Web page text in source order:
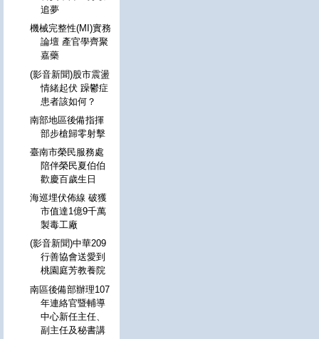
追夢
機械完整性(MI)實務
論壇 產官學齊聚
嘉藥
(影音新聞)股市震盪
情緒起伏 躁鬱症
患者該如何？
南部地區後備指揮
部步槍歸零射擊
臺南市榮民服務處
陪伴榮民夏伯伯
歡慶百歲生日
海巡埋伏佈線 破獲
市值達1億9千萬
製毒工廠
(影音新聞)中華209
行善協會送愛到
桃園庭芳教養院
南區後備部辦理107
年連絡官暨輔導
中心新任主任、
副主任及秘書講